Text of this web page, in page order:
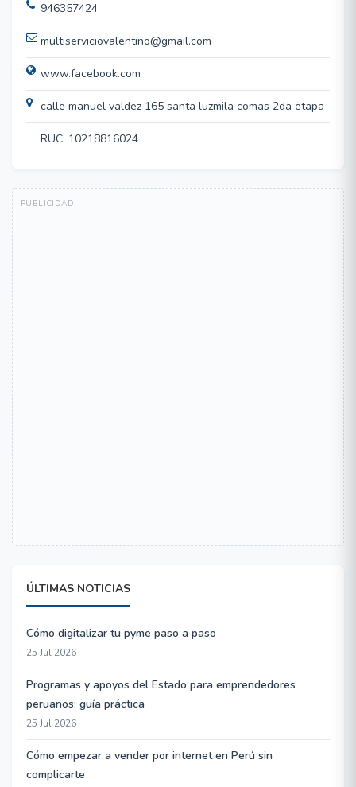
946357424
multiserviciovalentino@gmail.com
www.facebook.com
calle manuel valdez 165 santa luzmila comas 2da etapa
RUC: 10218816024
ÚLTIMAS NOTICIAS
Cómo digitalizar tu pyme paso a paso
25 Jul 2026
Programas y apoyos del Estado para emprendedores
peruanos: guía práctica
25 Jul 2026
Cómo empezar a vender por internet en Perú sin
complicarte